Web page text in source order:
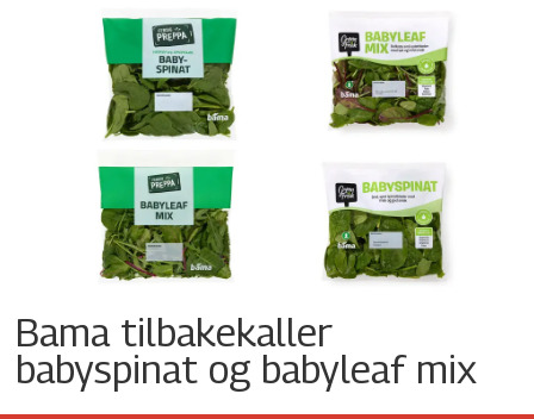
Bama tilbakekaller
babyspinat og babyleaf mix